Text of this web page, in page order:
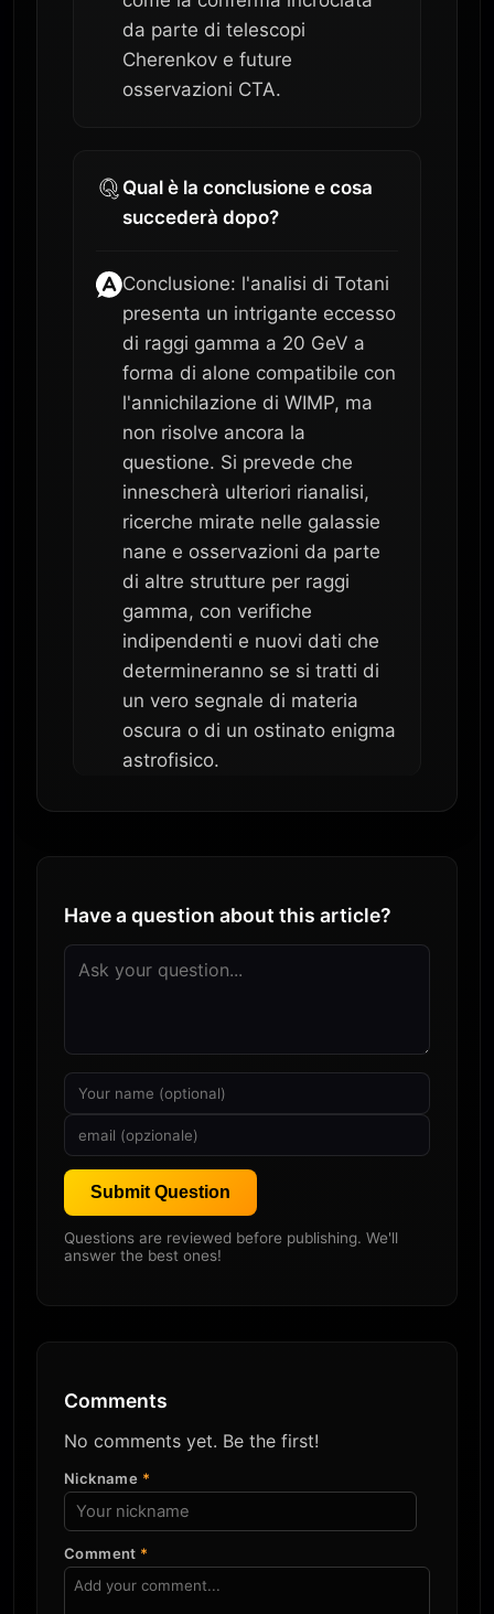
da parte di telescopi
Cherenkov e future
osservazioni CTA.
Qual è la conclusione e cosa
succederà dopo?
Conclusione: l'analisi di Totani
presenta un intrigante eccesso
di raggi gamma a 20 GeV a
forma di alone compatibile con
l'annichilazione di WIMP, ma
non risolve ancora la
questione. Si prevede che
innescherà ulteriori rianalisi,
ricerche mirate nelle galassie
nane e osservazioni da parte
di altre strutture per raggi
gamma, con verifiche
indipendenti e nuovi dati che
determineranno se si tratti di
un vero segnale di materia
oscura o di un ostinato enigma
astrofisico.
Have a question about this article?
Submit Question
Questions are reviewed before publishing. We'll
answer the best ones!
Comments
No comments yet. Be the first!
Nickname *
Comment *